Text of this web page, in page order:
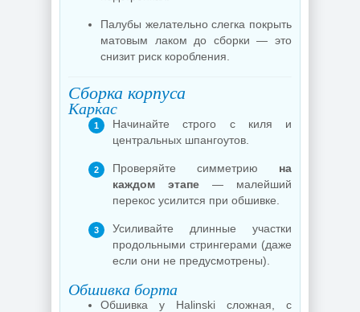
Палубы желательно слегка покрыть
матовым лаком до сборки — это
снизит риск коробления.
Сборка корпуса
Каркас
Начинайте строго с киля и
центральных шпангоутов.
Проверяйте симметрию на
каждом этапе — малейший
перекос усилится при обшивке.
Усиливайте длинные участки
продольными стрингерами (даже
если они не предусмотрены).
Обшивка борта
Обшивка у Halinski сложная, с